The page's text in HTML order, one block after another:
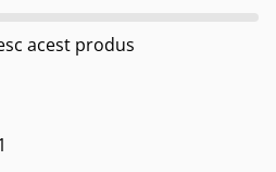
acest produs